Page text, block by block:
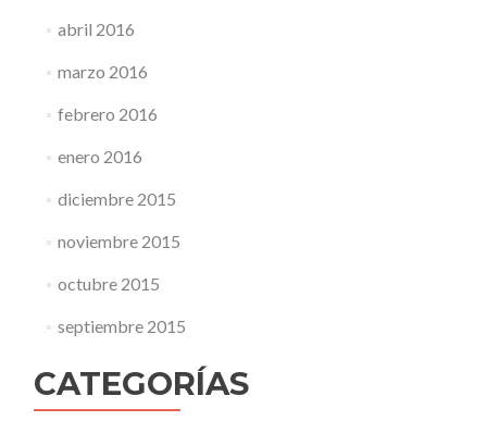
abril 2016
marzo 2016
febrero 2016
enero 2016
diciembre 2015
noviembre 2015
octubre 2015
septiembre 2015
CATEGORÍAS